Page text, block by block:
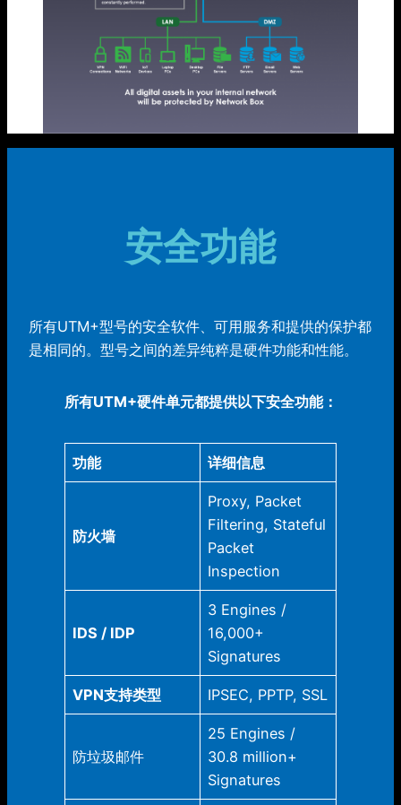
安全功能
所有UTM+型号的安全软件、可用服务和提供的保护都
是相同的。型号之间的差异纯粹是硬件功能和性能。
所有UTM+硬件单元都提供以下安全功能：
功能 详细信息
防火墙
Proxy, Packet
Filtering, Stateful
Packet
Inspection
IDS / IDP
3 Engines /
16,000+
Signatures
VPN支持类型 IPSEC, PPTP, SSL
防垃圾邮件
25 Engines /
30.8 million+
Signatures